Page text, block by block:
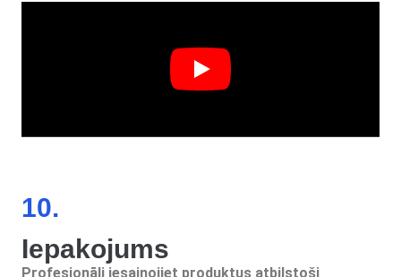
10.
Iepakojums
Profesionāli iesaiņojiet produktus atbilstoši